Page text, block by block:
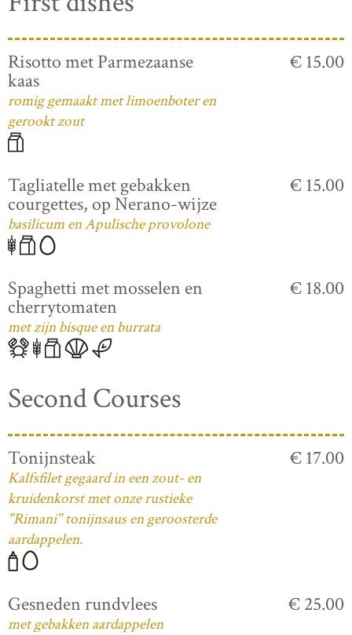
Risotto met Parmezaanse
kaas
romig gemaakt met limoenboter en
gerookt zout
€ 15.00
Tagliatelle met gebakken
courgettes, op Nerano-wijze
basilicum en Apulische provolone
€ 15.00
Spaghetti met mosselen en
cherrytomaten
met zijn bisque en burrata
€ 18.00
Second Courses
Tonijnsteak
Kalfsfilet gegaard in een zout- en
kruidenkorst met onze rustieke
"Rimani" tonijnsaus en geroosterde
aardappelen.
€ 17.00
Gesneden rundvlees
met gebakken aardappelen
€ 25.00